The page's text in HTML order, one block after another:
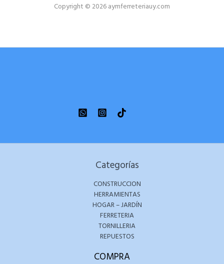
Copyright © 2026 aymferreteriauy.com
Categorías
CONSTRUCCION
HERRAMIENTAS
HOGAR – JARDÍN
FERRETERIA
TORNILLERIA
REPUESTOS
COMPRA